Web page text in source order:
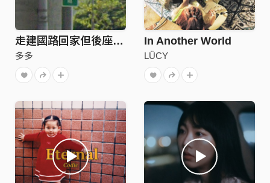
走建國路回家但後座少ㄌ泥
多多
In Another World
LÜCY